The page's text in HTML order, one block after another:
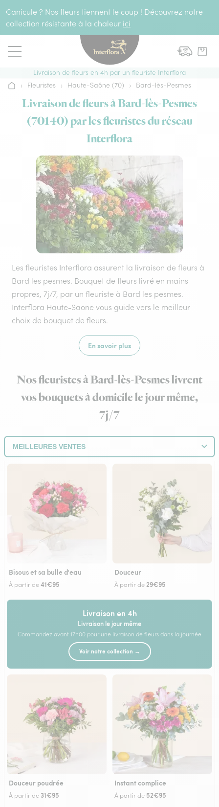
Canicule ? Nos fleurs tiennent le coup ! Découvrez notre
collection résistante à la chaleur ici
Livraison de fleurs en 4h par un fleuriste Interflora
Accueil
› Fleuristes › Haute-Saône (70) › Bard-lès-Pesmes
Livraison de fleurs à Bard-lès-Pesmes
(70140) par les fleuristes du réseau
Interflora
Les fleuristes Interflora assurent la livraison de fleurs à
Bard les pesmes. Bouquet de fleurs livré en mains
propres, 7j/7, par un fleuriste à Bard les pesmes.
Interflora Haute-Saone vous guide vers le meilleur
choix de bouquet de fleurs.
En savoir plus
Nos fleuristes à Bard-lès-Pesmes livrent
vos bouquets à domicile le jour même,
7j/7
Bisous et sa bulle d'eau
À partir de41€95
Douceur
À partir de29€95
Livraison en 4h
Livraison le jour même
Commandez avant 17h00 pour une livraison de fleurs dans la journée
Voir notre collection →
Douceur poudrée
À partir de 31€95
Instant complice
À partir de 52€95